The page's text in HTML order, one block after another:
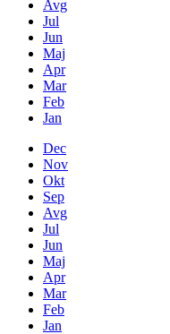
Avg
Jul
Jun
Maj
Apr
Mar
Feb
Jan
Dec
Nov
Okt
Sep
Avg
Jul
Jun
Maj
Apr
Mar
Feb
Jan